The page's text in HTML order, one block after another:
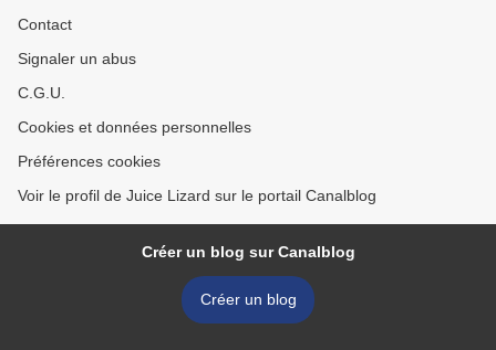
Contact
Signaler un abus
C.G.U.
Cookies et données personnelles
Préférences cookies
Voir le profil de Juice Lizard sur le portail Canalblog
Créer un blog sur Canalblog
Créer un blog